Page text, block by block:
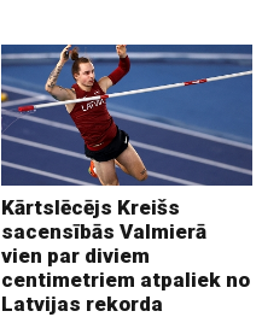
Kārtslēcējs Kreišs
sacensībās Valmierā
vien par diviem
centimetriem atpaliek no
Latvijas rekorda